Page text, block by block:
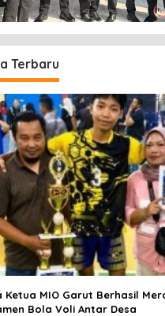
Terbaru
Ketua MIO Garut Berhasil
Bola Voli Antar Desa